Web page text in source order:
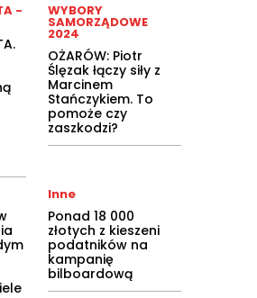
- WYBORY
SAMORZĄDOWE
2024
OŻARÓW: Piotr
Ślęzak łączy siły z
Marcinem
Stańczykiem. To
pomoże czy
zaszkodzi?
Inne
Ponad 18 000
złotych z kieszeni
podatników na
kampanię
bilboardową